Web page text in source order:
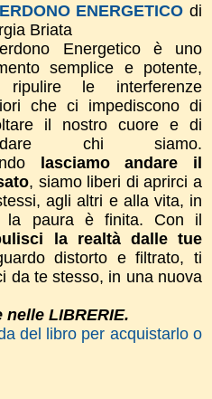
ENERGETICO di
Briata
Energetico è uno
semplice e potente,
ripulire le interferenze
che ci impediscono di
il nostro cuore e di
chi siamo.
lasciamo andare il
, siamo liberi di aprirci a
agli altri e alla vita, in
la paura è finita. ​Con il
la realtà dalle tue
distorto e filtrato, ti
da te stesso, in una nuova
nelle LIBRERIE.
del libro per acquistarlo o